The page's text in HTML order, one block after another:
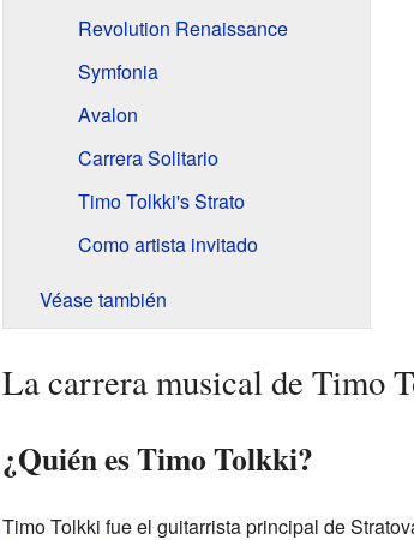
Revolution Renaissance
Symfonia
Avalon
Carrera Solitario
Timo Tolkki's Strato
Como artista invitado
Véase también
La carrera musical de Timo
¿Quién es Timo Tolkki?
Timo Tolkki fue el guitarrista principal de